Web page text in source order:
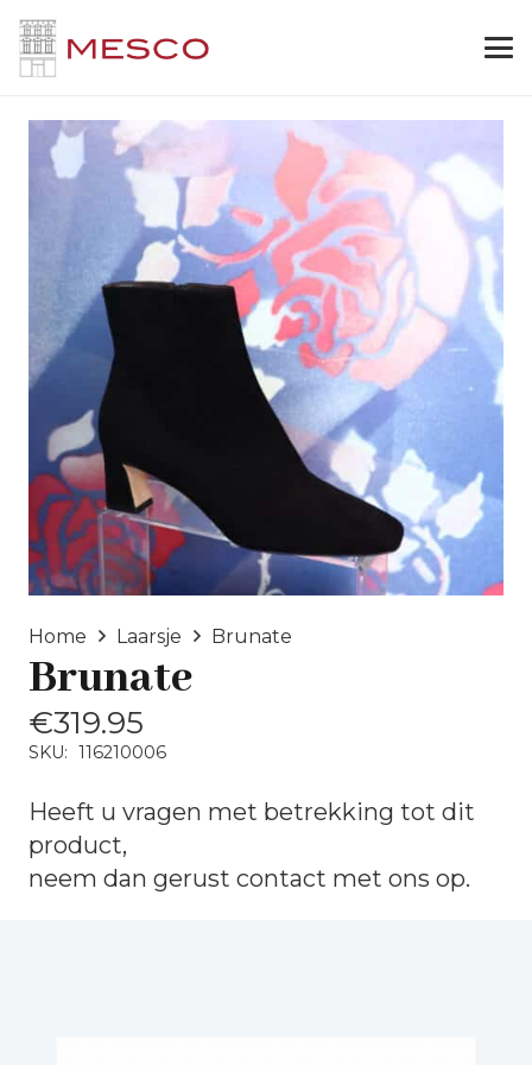
Home Laarsje Brunate
Brunate
€319.95
SKU: 116210006
Heeft u vragen met betrekking tot dit
product,
neem dan gerust contact met ons op.